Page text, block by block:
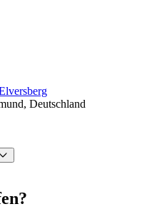
, Deutschland